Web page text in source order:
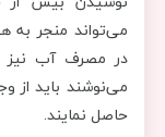
می‌تواند منجر به
در مصرف آب نیز
می‌نوشند باید از
حاصل نمایند.